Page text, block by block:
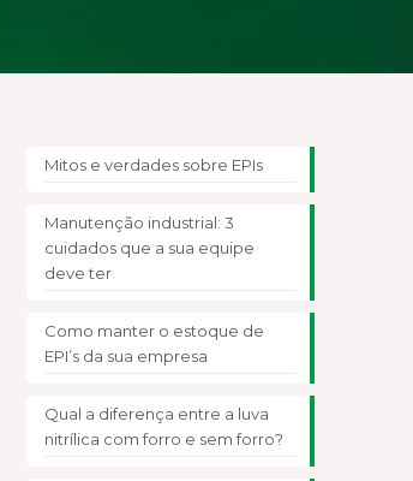
Mitos e verdades sobre EPIs
Manutenção industrial: 3
cuidados que a sua equipe
deve ter
Como manter o estoque de
EPI’s da sua empresa
Qual a diferença entre a luva
nitrílica com forro e sem forro?